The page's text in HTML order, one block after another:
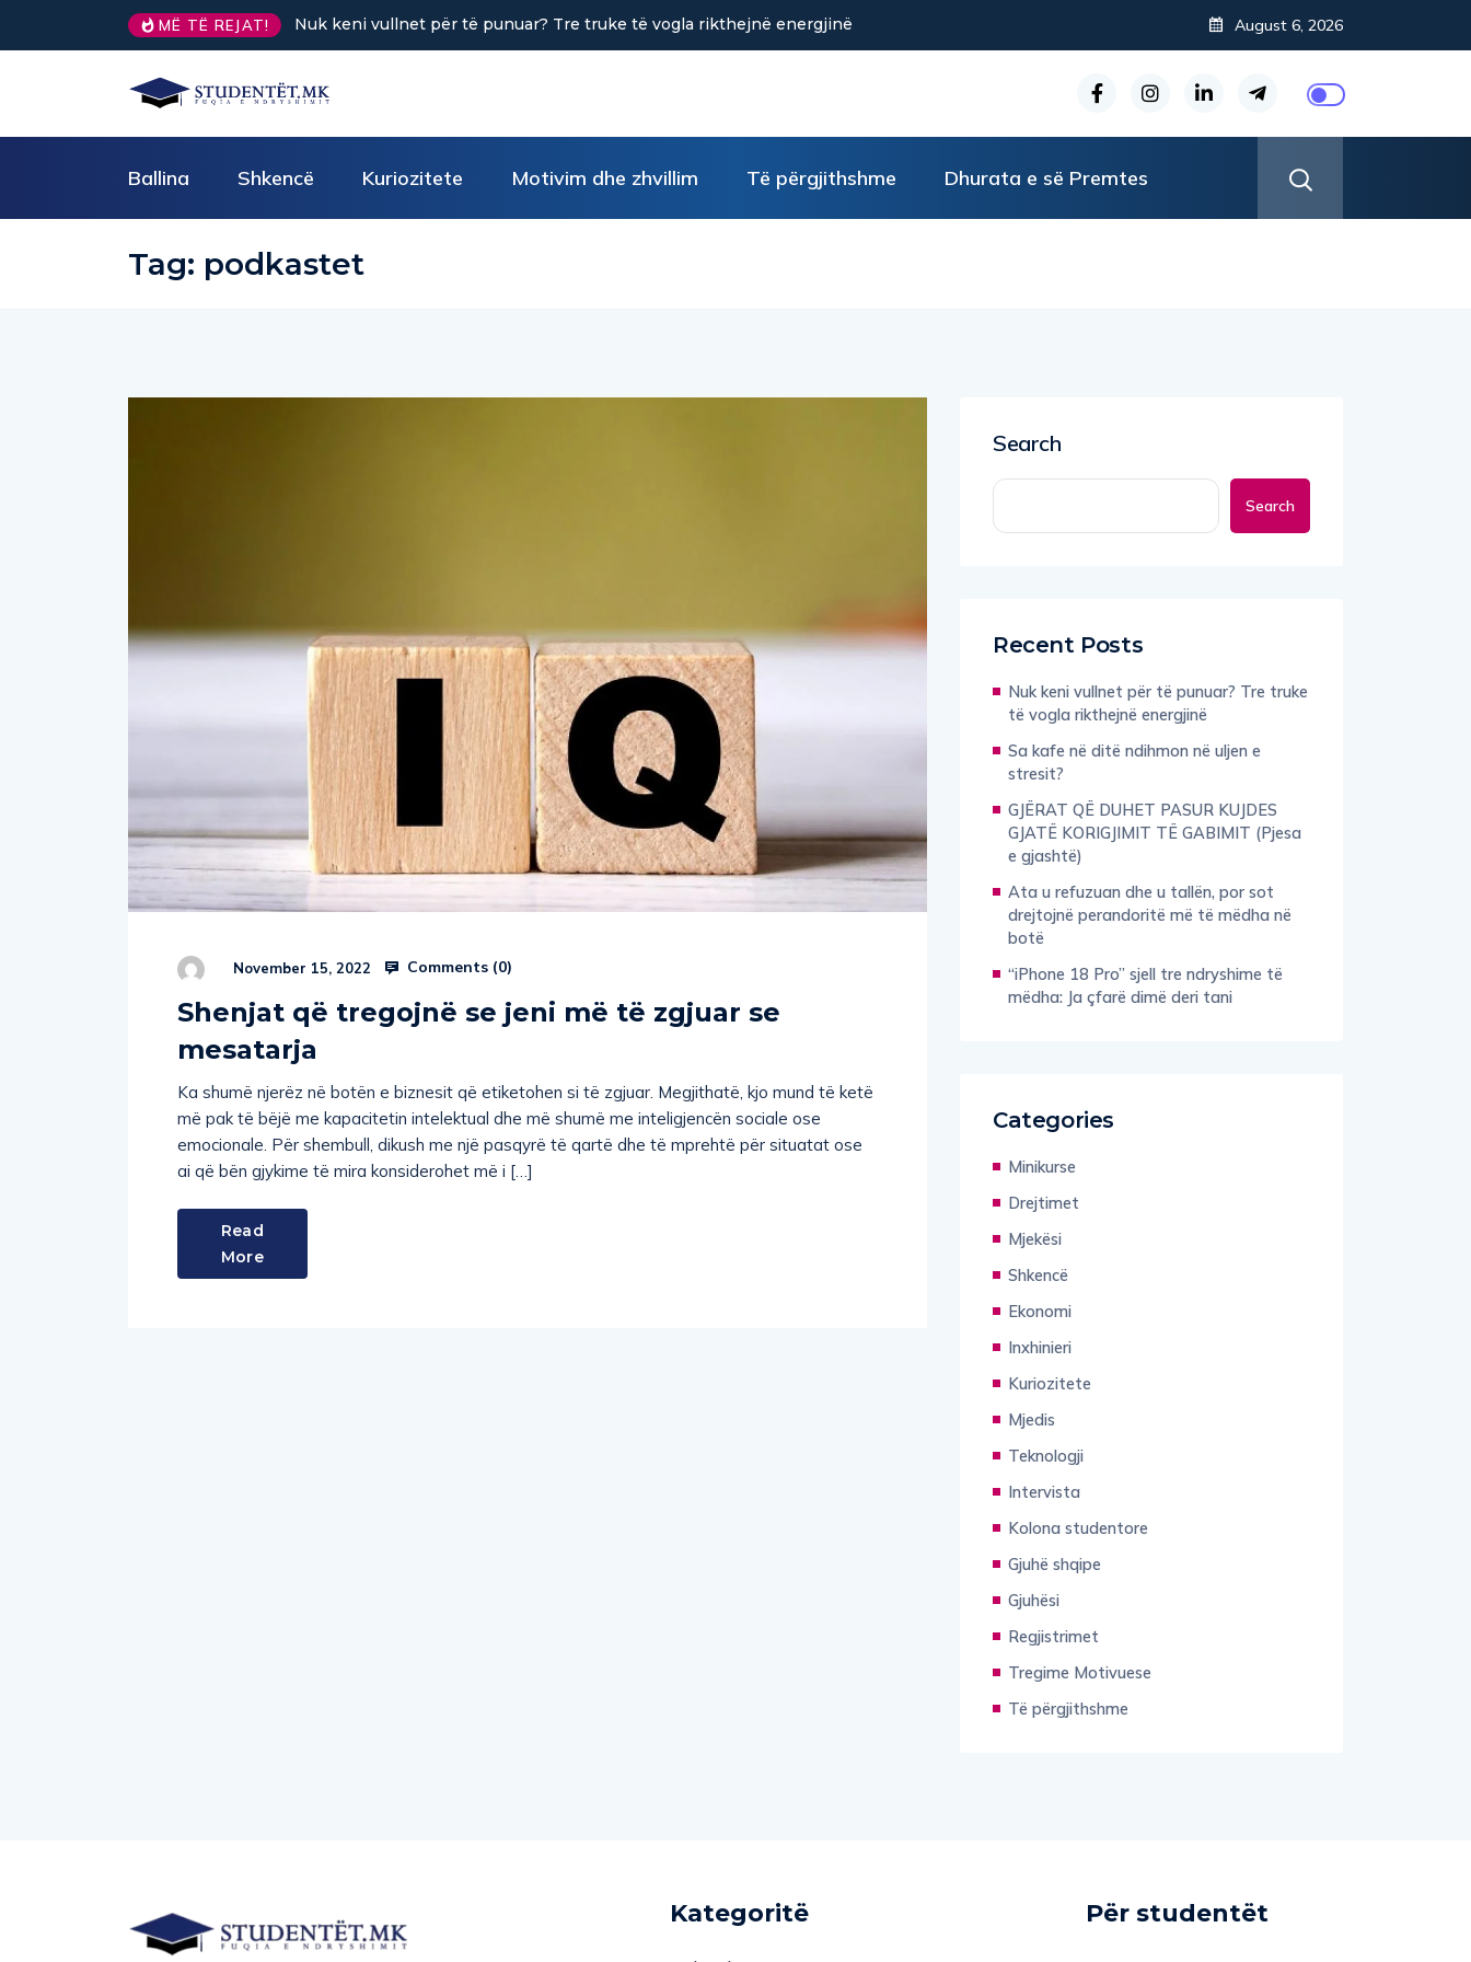
MË TË REJAT! Nuk keni vullnet për të punuar? Tre truke të vogla rikthejnë energjinë August 6, 2026
Ballina Shkencë Kuriozitete Motivim dhe zhvillim Të përgjithshme Dhurata e së Premtes
Tag: podkastet
November 15, 2022 Comments (0)
Shenjat që tregojnë se jeni më të zgjuar se
mesatarja
Ka shumë njerëz në botën e biznesit që etiketohen si të zgjuar. Megjithatë, kjo mund të ketë
më pak të bëjë me kapacitetin intelektual dhe më shumë me inteligjencën sociale ose
emocionale. Për shembull, dikush me një pasqyrë të qartë dhe të mprehtë për situatat ose
ai që bën gjykime të mira konsiderohet më i […]
Read
More
Search
Search
Recent Posts
Nuk keni vullnet për të punuar? Tre truke
të vogla rikthejnë energjinë
Sa kafe në ditë ndihmon në uljen e
stresit?
GJËRAT QË DUHET PASUR KUJDES
GJATË KORIGJIMIT TË GABIMIT (Pjesa
e gjashtë)
Ata u refuzuan dhe u tallën, por sot
drejtojnë perandoritë më të mëdha në
botë
“iPhone 18 Pro” sjell tre ndryshime të
mëdha: Ja çfarë dimë deri tani
Categories
Minikurse
Drejtimet
Mjekësi
Shkencë
Ekonomi
Inxhinieri
Kuriozitete
Mjedis
Teknologji
Intervista
Kolona studentore
Gjuhë shqipe
Gjuhësi
Regjistrimet
Tregime Motivuese
Të përgjithshme
Kategoritë Për studentët